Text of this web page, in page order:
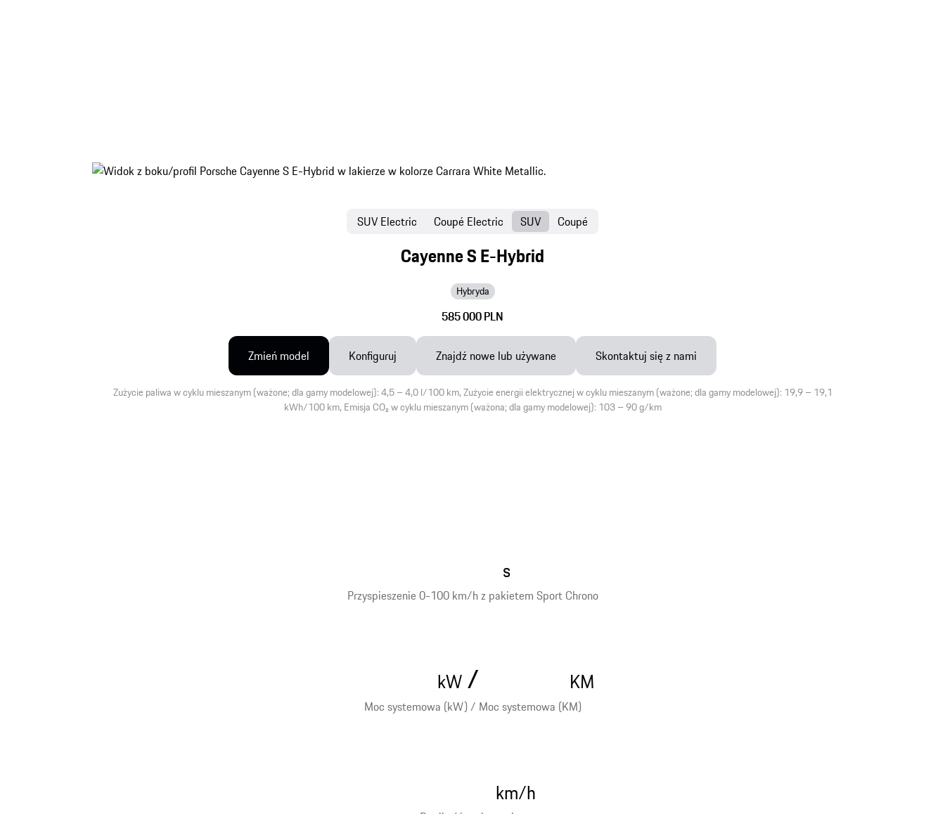
Cayenne S E-Hybrid
Hybryda
585 000 PLN
SUV Electric Coupé Electric SUV Coupé
Zmień model Konfiguruj Znajdź nowe lub używane Skontaktuj się z nami
Zużycie paliwa w cyklu mieszanym (ważone; dla gamy modelowej): 4,5 – 4,0 l/100 km, Zużycie energii elektrycznej w cyklu mieszanym (ważone; dla gamy modelowej): 19,9 – 19,1
kWh/100 km, Emisja CO₂ w cyklu mieszanym (ważona; dla gamy modelowej): 103 – 90 g/km
Przyspieszenie 0-100 km/h z pakietem Sport Chrono
s
Moc systemowa (kW) / Moc systemowa (KM)
kW / KM
km/h